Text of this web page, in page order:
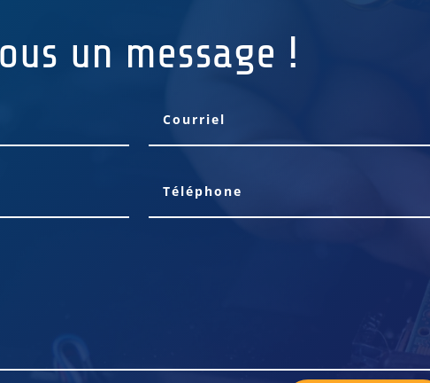
un message !